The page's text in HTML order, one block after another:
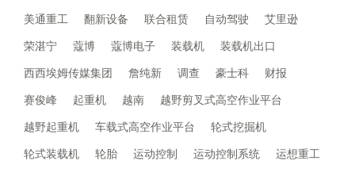
美通重工
翻新设备 联合租赁 自动驾驶
艾里逊
荣湛宁
蔻博 蔻博电子 装载机
装载机出口
西西埃姆传媒集团
詹纯新 调查 豪士科
财报
赛俊峰
起重机 越南
越野剪叉式高空作业平台
越野起重机
车载式高空作业平台
轮式挖掘机
轮式装载机
轮胎 运动控制 运动控制系统
运想重工